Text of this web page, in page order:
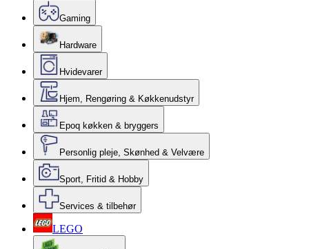
Gaming
Hardware
Hvidevarer
Hjem, Rengøring & Køkkenudstyr
Epoq køkken & bryggers
Personlig pleje, Skønhed & Velvære
Sport, Fritid & Hobby
Services & tilbehør
LEGO